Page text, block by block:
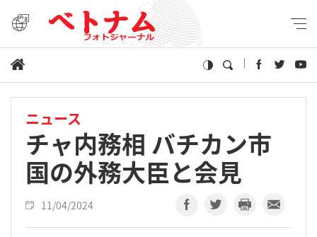
ニュース
チャ内務相 バチカン市
国の外務大臣と会見
11/04/2024